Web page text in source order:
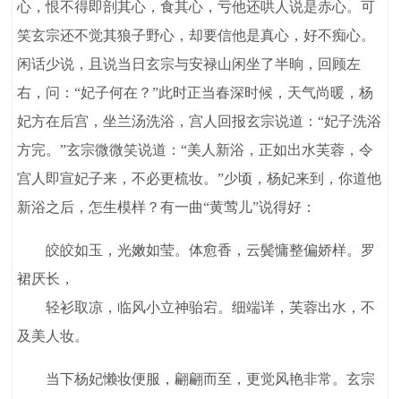
心，恨不得即剖其心，食其心，亏他还哄人说是赤心。可
笑玄宗还不觉其狼子野心，却要信他是真心，好不痴心。
闲话少说，且说当日玄宗与安禄山闲坐了半晌，回顾左
右，问：“妃子何在？”此时正当春深时候，天气尚暖，杨
妃方在后宫，坐兰汤洗浴，宫人回报玄宗说道：“妃子洗浴
方完。”玄宗微微笑说道：“美人新浴，正如出水芙蓉，令
宫人即宣妃子来，不必更梳妆。”少顷，杨妃来到，你道他
新浴之后，怎生模样？有一曲“黄莺儿”说得好：
皎皎如玉，光嫩如莹。体愈香，云鬓慵整偏娇样。罗
裙厌长，
轻衫取凉，临风小立神骀宕。细端详，芙蓉出水，不
及美人妆。
当下杨妃懒妆便服，翩翩而至，更觉风艳非常。玄宗